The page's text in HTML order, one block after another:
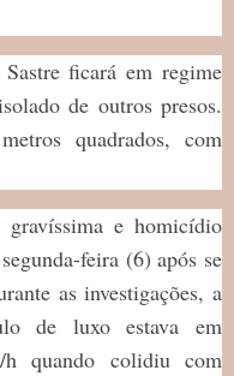
ficará em regime
de outros presos.
quadrados, com
e homicídio
feira (6) após se
as investigações, a
de luxo estava em
quando colidiu com